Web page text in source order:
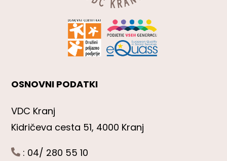
OSNOVNI PODATKI
VDC Kranj
Kidričeva cesta 51, 4000 Kranj
: 04/ 280 55 10